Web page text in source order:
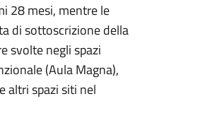
28 mesi, mentre le
di sottoscrizione della
svolte negli spazi
(Aula Magna),
altri spazi siti nel